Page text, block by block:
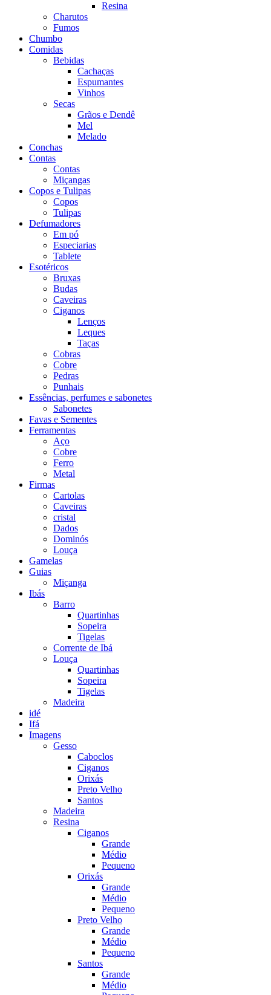
Resina
Charutos
Fumos
Chumbo
Comidas
Bebidas
Cachaças
Espumantes
Vinhos
Secas
Grãos e Dendê
Mel
Melado
Conchas
Contas
Contas
Miçangas
Copos e Tulipas
Copos
Tulipas
Defumadores
Em pó
Especiarias
Tablete
Esotéricos
Bruxas
Budas
Caveiras
Ciganos
Lenços
Leques
Taças
Cobras
Cobre
Pedras
Punhais
Essências, perfumes e sabonetes
Sabonetes
Favas e Sementes
Ferramentas
Aço
Cobre
Ferro
Metal
Firmas
Cartolas
Caveiras
cristal
Dados
Dominós
Louça
Gamelas
Guias
Miçanga
Ibás
Barro
Quartinhas
Sopeira
Tigelas
Corrente de Ibá
Louça
Quartinhas
Sopeira
Tigelas
Madeira
idé
Ifá
Imagens
Gesso
Caboclos
Ciganos
Orixás
Preto Velho
Santos
Madeira
Resina
Ciganos
Grande
Médio
Pequeno
Orixás
Grande
Médio
Pequeno
Preto Velho
Grande
Médio
Pequeno
Santos
Grande
Médio